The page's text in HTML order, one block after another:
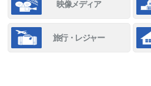
映像メディア
旅行・レジャー